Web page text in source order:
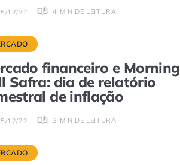
12/22 4 MIN DE LEITURA
financeiro e Morning
Safra: dia de relatório
de inflação
12/22 3 MIN DE LEITURA